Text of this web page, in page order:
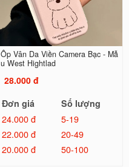
Ốp Vân Da Viền Camera Bạc - Mẫ
u West Hightlad
28.000 đ
Đơn giá
Số lượng
24.000 đ
5-19
22.000 đ
20-49
20.000 đ
50-100